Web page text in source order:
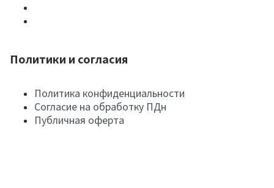
Политики и согласия
Политика конфиденциальности
Согласие на обработку ПДн
Публичная оферта